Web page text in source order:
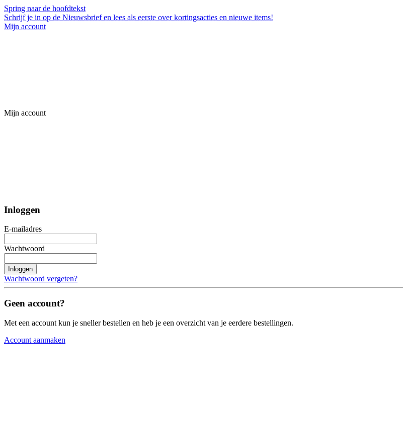
Spring naar de hoofdtekst
Schrijf je in op de Nieuwsbrief en lees als eerste over kortingsacties en nieuwe items!
Mijn account
Mijn account
Inloggen
E-mailadres
Wachtwoord
Inloggen
Wachtwoord vergeten?
Geen account?
Met een account kun je sneller bestellen en heb je een overzicht van je eerdere bestellingen.
Account aanmaken